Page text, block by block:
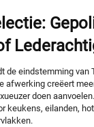
de eindstemming van
afwerking creëert
doen
keukens, eilanden,